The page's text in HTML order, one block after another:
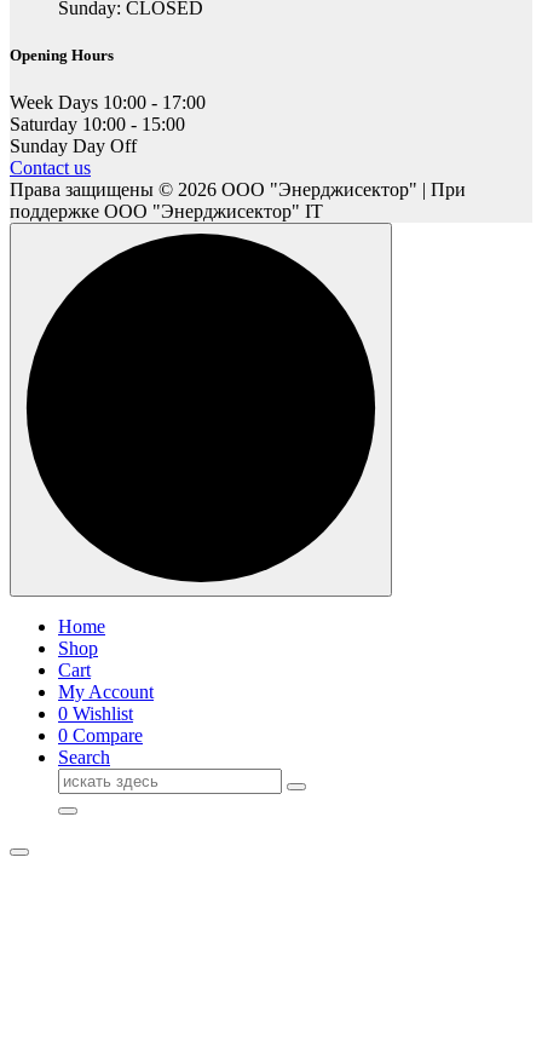
Sunday: CLOSED
Opening Hours
Week Days 10:00 - 17:00
Saturday 10:00 - 15:00
Sunday Day Off
Contact us
Права защищены © 2026 ООО "Энерджисектор" | При
поддержке ООО "Энерджисектор" IT
Home
Shop
Cart
My Account
0 Wishlist
0 Compare
Search
Поиск
для: